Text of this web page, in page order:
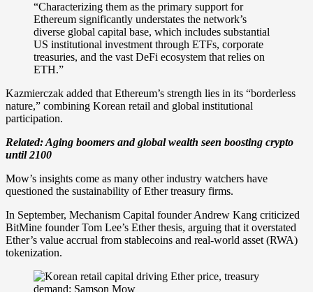
“Characterizing them as the primary support for
Ethereum significantly understates the network’s
diverse global capital base, which includes substantial
US institutional investment through ETFs, corporate
treasuries, and the vast DeFi ecosystem that relies on
ETH.”
Kazmierczak added that Ethereum’s strength lies in its “borderless
nature,” combining Korean retail and global institutional
participation.
Related:Aging boomers and global wealth seen boosting crypto
until 2100
Mow’s insights come as many other industry watchers have
questioned the sustainability of Ether treasury firms.
In September, Mechanism Capital founder Andrew Kang criticized
BitMine founder Tom Lee’s Ether thesis, arguing that it overstated
Ether’s value accrual from stablecoins and real-world asset (RWA)
tokenization.